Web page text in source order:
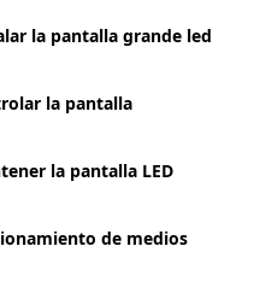
la pantalla grande led
la pantalla
la pantalla LED
de medios